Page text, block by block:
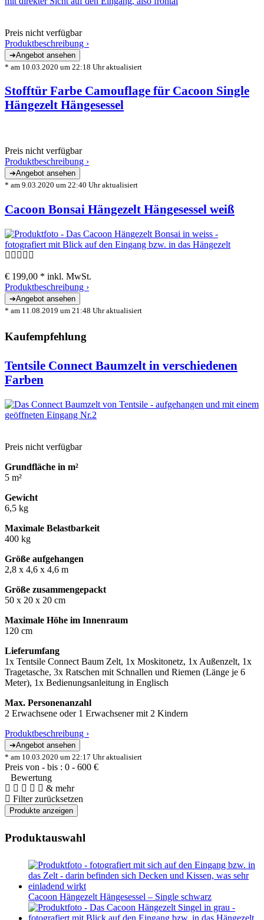
Preis nicht verfügbar
Produktbeschreibung ›
* am 10.03.2020 um 22:18 Uhr aktualisiert
Stofftür Farbe Camouflage für Cacoon Single
Hängezelt Hängesessel
Preis nicht verfügbar
Produktbeschreibung ›
* am 9.03.2020 um 22:40 Uhr aktualisiert
Cacoon Bonsai Hängezelt Hängesessel weiß
€ 199,00 * inkl. MwSt.
Produktbeschreibung ›
* am 11.08.2019 um 21:48 Uhr aktualisiert
Kaufempfehlung
Tentsile Connect Baumzelt in verschiedenen
Farben
Preis nicht verfügbar
Grundfläche in m²
5 m²
Gewicht
6,5 kg
Maximale Belastbarkeit
400 kg
Größe aufgehangen
2,8 x 4,6 x 4,6 m
Größe zusammengepackt
50 x 20 x 20 cm
Maximale Höhe im Innenraum
120 cm
Lieferumfang
1x Tentsile Connect Baum Zelt, 1x Moskitonetz, 1x Außenzelt, 1x
Tragetasche, 3x Ratschen mit Schnallen und Riemen (Länge je 6
Meter), 1x Bedienungsanleitung in Englisch
Max. Personenanzahl
2 Erwachsene oder 1 Erwachsener mit 2 Kindern
Produktbeschreibung ›
* am 10.03.2020 um 22:17 Uhr aktualisiert
Preis von - bis : 0 - 600 €
Bewertung
& mehr
Filter zurücksetzen
Produktauswahl
Cacoon Hängezelt Hängesessel – Single schwarz